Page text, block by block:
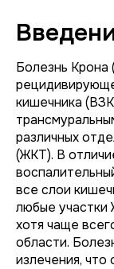
Болезнь Крона
кишечника
различных
(ЖКТ). В
все слои
любые участки
хотя чаще
области.
излечения,